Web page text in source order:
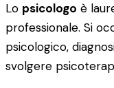
Lo psicologo è
professionale. Si
psicologico,
svolgere